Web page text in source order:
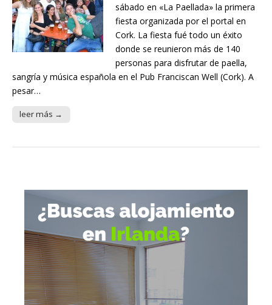
sábado en «La Paellada» la primera
fiesta organizada por el portal en
Cork. La fiesta fué todo un éxito
donde se reunieron más de 140
personas para disfrutar de paella,
sangría y música española en el Pub Franciscan Well (Cork). A
pesar…
leer más →